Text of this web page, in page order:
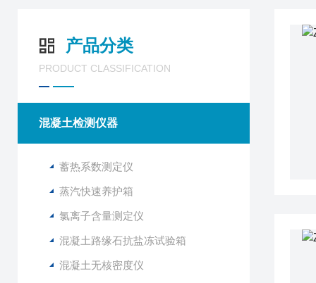
产品分类
PRODUCT CLASSIFICATION
混凝土检测仪器
蓄热系数测定仪
蒸汽快速养护箱
氯离子含量测定仪
混凝土路缘石抗盐冻试验箱
混凝土无核密度仪